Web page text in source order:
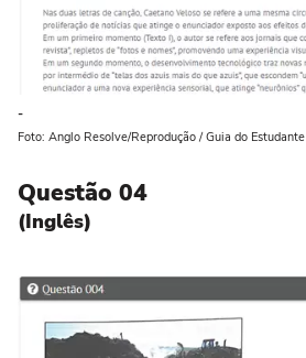
-
Foto: Anglo Resolve/Reprodução / Guia do Estudante
Questão 04
(Inglês)